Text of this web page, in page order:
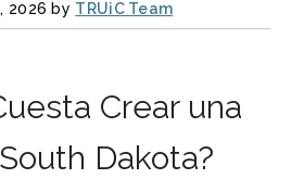
2026 by TRUiC Team
Crear una
Dakota?